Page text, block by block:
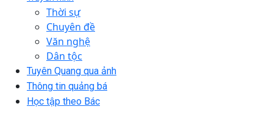
Thời sự
Chuyên đề
Văn nghệ
Dân tộc
Tuyên Quang qua ảnh
Thông tin quảng bá
Học tập theo Bác